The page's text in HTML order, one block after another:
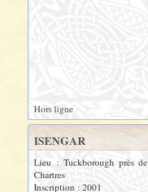
Hors ligne
ISENGAR
Lieu : Tuckborough près de
Chartres
Inscription : 2001